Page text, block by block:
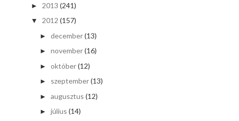
► 2013 (241)
▼ 2012 (157)
► december(13)
► november(16)
► október(12)
► szeptember(13)
► augusztus (12)
► július (14)